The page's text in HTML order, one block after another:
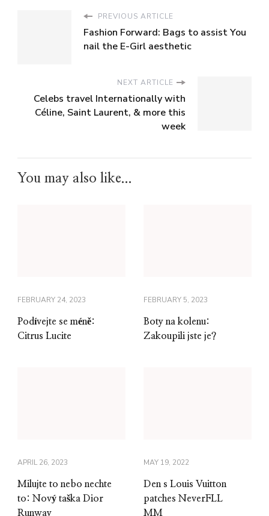
PREVIOUS ARTICLE
Fashion Forward: Bags to assist You
nail the E-Girl aesthetic
NEXT ARTICLE
Celebs travel Internationally with
Céline, Saint Laurent, & more this
week
You may also like...
FEBRUARY 24, 2023
Podívejte se méně:
Citrus Lucite
FEBRUARY 5, 2023
Boty na kolenu:
Zakoupili jste je?
APRIL 26, 2023
Milujte to nebo nechte
to: Nový taška Dior
Runway
MAY 19, 2022
Den s Louis Vuitton
patches NeverFLL
MM